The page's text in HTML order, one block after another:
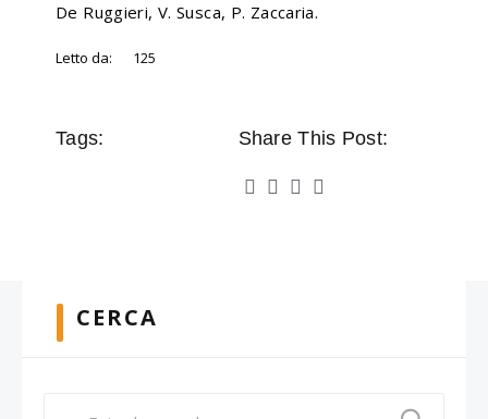
De Ruggieri, V. Susca, P. Zaccaria.
Letto da: 125
Tags: Share This Post:
CERCA